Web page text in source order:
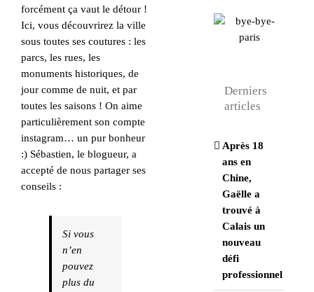
forcément ça vaut le détour !
Ici, vous découvrirez la ville
sous toutes ses coutures : les
parcs, les rues, les
monuments historiques, de
jour comme de nuit, et par
toutes les saisons ! On aime
particulièrement son compte
instagram… un pur bonheur
:) Sébastien, le blogueur, a
accepté de nous partager ses
conseils :
Si vous
n’en
pouvez
plus du
Derniers
articles
Après 18
ans en
Chine,
Gaëlle a
trouvé à
Calais un
nouveau
défi
professionnel